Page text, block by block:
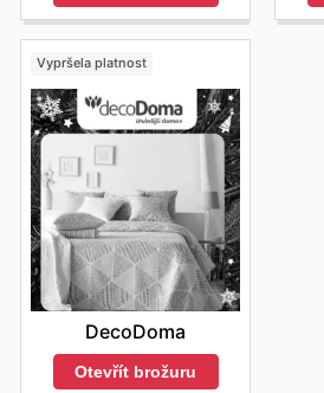
Vypršela platnost
DecoDoma
Otevřít brožuru